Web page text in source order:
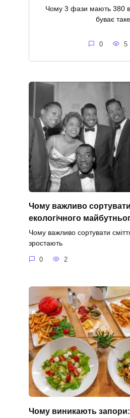
Чому 3 фази мають 380
буває таке
0 5
Чому важливо
екологічного
Чому важливо сортувати
зростають
0 2
Чому виникають запори: